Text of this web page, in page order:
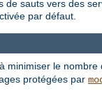
sauts vers des
par défaut.
minimiser le
protégées par